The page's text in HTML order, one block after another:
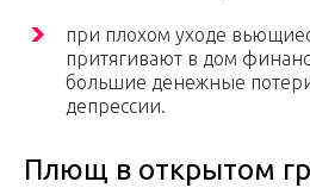
при плохом уходе
притягивают в дом
большие денежные
депрессии.
Плющ в открытом